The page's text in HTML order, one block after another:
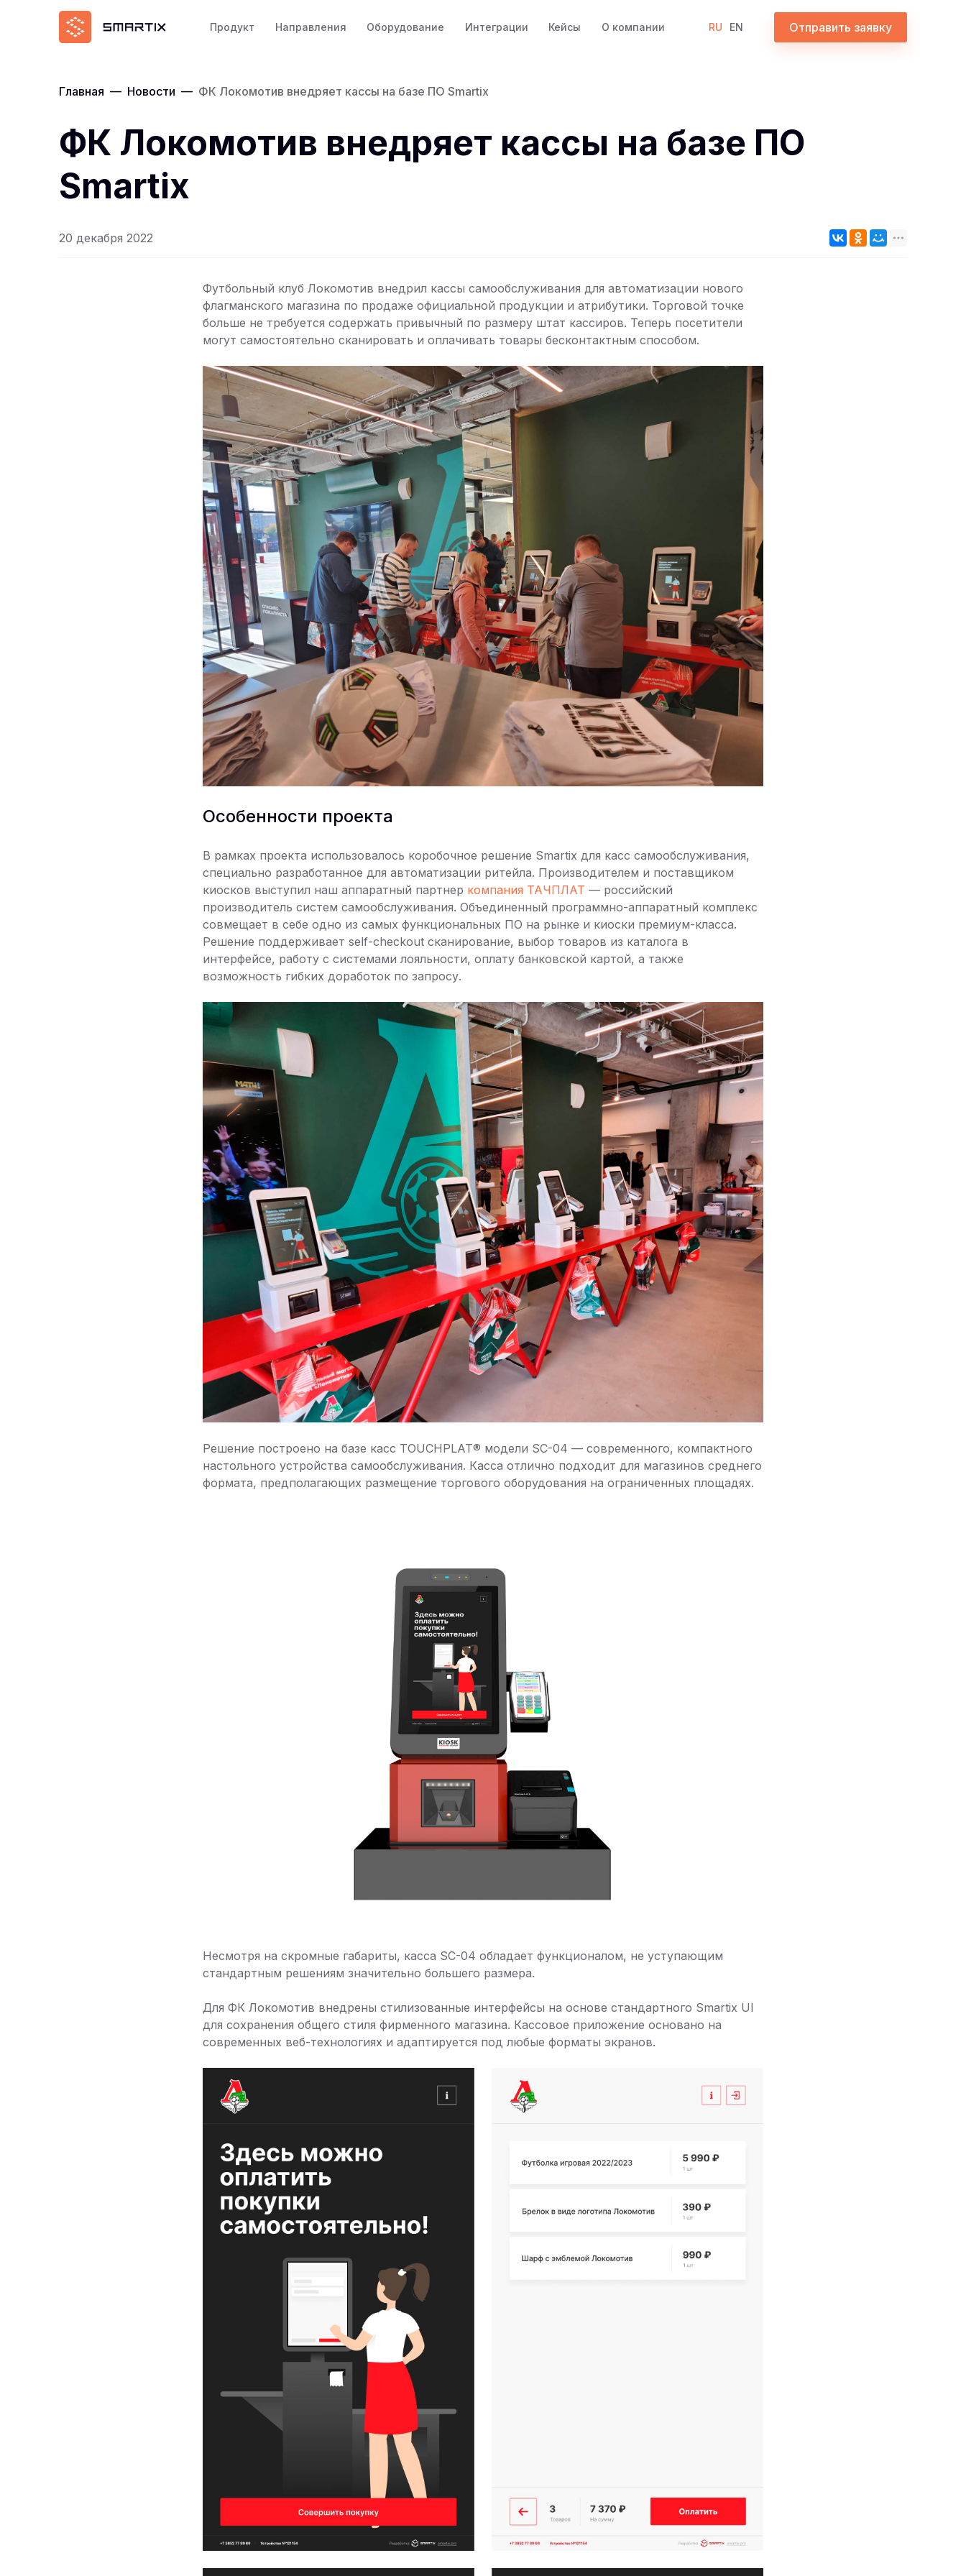
Продукт Направления Оборудование Интеграции Кейсы О компании RU EN Отправить заявку
Главная — Новости — ФК Локомотив внедряет кассы на базе ПО Smartix
ФК Локомотив внедряет кассы на базе ПО
Smartix
20 декабря 2022
Футбольный клуб Локомотив внедрил кассы самообслуживания для автоматизации нового
флагманского магазина по продаже официальной продукции и атрибутики. Торговой точке
больше не требуется содержать привычный по размеру штат кассиров. Теперь посетители
могут самостоятельно сканировать и оплачивать товары бесконтактным способом.
Особенности проекта
В рамках проекта использовалось коробочное решение Smartix для касс самообслуживания,
специально разработанное для автоматизации ритейла. Производителем и поставщиком
киосков выступил наш аппаратный партнер компания ТАЧПЛАТ — российский
производитель систем самообслуживания. Объединенный программно-аппаратный комплекс
совмещает в себе одно из самых функциональных ПО на рынке и киоски премиум-класса.
Решение поддерживает self-checkout сканирование, выбор товаров из каталога в
интерфейсе, работу с системами лояльности, оплату банковской картой, а также
возможность гибких доработок по запросу.
Решение построено на базе касс TOUCHPLAT® модели SC-04 — современного, компактного
настольного устройства самообслуживания. Касса отлично подходит для магазинов среднего
формата, предполагающих размещение торгового оборудования на ограниченных площадях.
Несмотря на скромные габариты, касса SC-04 обладает функционалом, не уступающим
стандартным решениям значительно большего размера.
Для ФК Локомотив внедрены стилизованные интерфейсы на основе стандартного Smartix UI
для сохранения общего стиля фирменного магазина. Кассовое приложение основано на
современных веб-технологиях и адаптируется под любые форматы экранов.